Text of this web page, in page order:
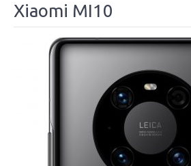
Xiaomi MI10